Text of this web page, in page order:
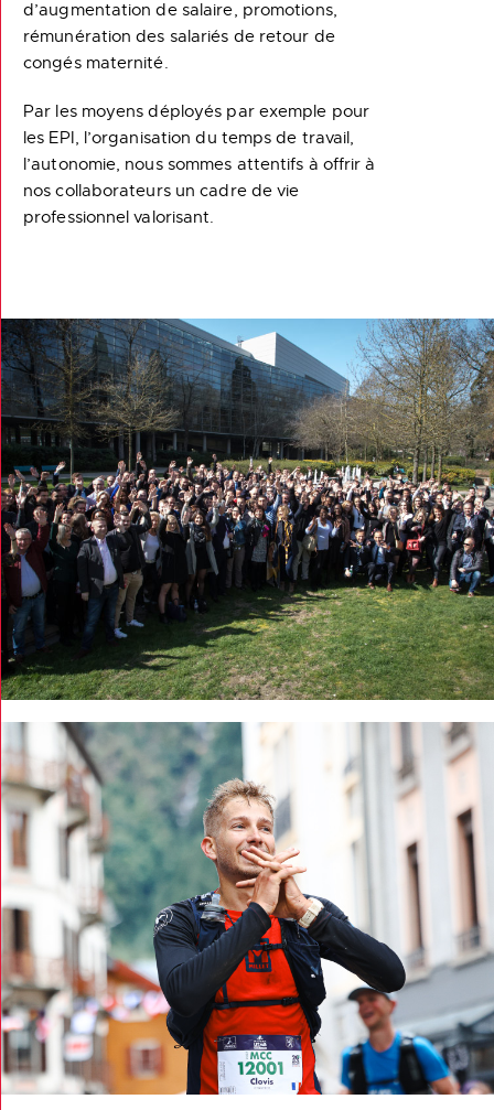
d’augmentation de salaire, promotions,
rémunération des salariés de retour de
congés maternité.
Par les moyens déployés par exemple pour
les EPI, l’organisation du temps de travail,
l’autonomie, nous sommes attentifs à offrir à
nos collaborateurs un cadre de vie
professionnel valorisant.